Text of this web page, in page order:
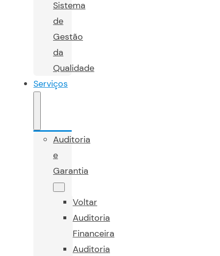
Sistema
de
Gestão
da
Qualidade
Serviços
Auditoria
e
Garantia
Voltar
Auditoria
Financeira
Auditoria